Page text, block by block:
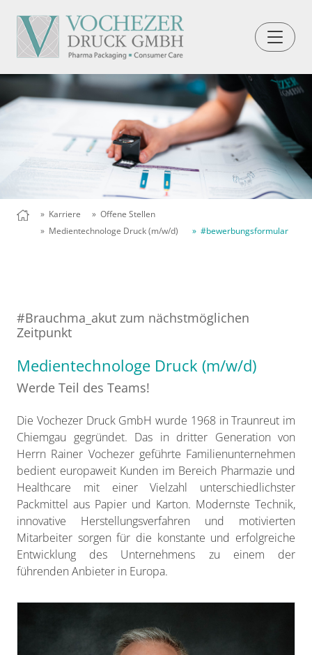
» Karriere
» Offene Stellen
» Medientechnologe Druck (m/w/d)
» #bewerbungsformular
#Brauchma_akut zum nächstmöglichen
Zeitpunkt
Medientechnologe Druck (m/w/d)
Werde Teil des Teams!
Die Vochezer Druck GmbH wurde 1968 in Traunreut im
Chiemgau gegründet. Das in dritter Generation von
Herrn Rainer Vochezer geführte Familienunternehmen
bedient europaweit Kunden im Bereich Pharmazie und
Healthcare mit einer Vielzahl unterschiedlichster
Packmittel aus Papier und Karton. Modernste Technik,
innovative Herstellungsverfahren und motivierten
Mitarbeiter sorgen für die konstante und erfolgreiche
Entwicklung des Unternehmens zu einem der
führenden Anbieter in Europa.